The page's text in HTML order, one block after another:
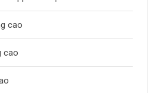
cao
cao